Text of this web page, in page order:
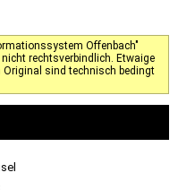
Offenbach"
rechtsverbindlich. Etwaige
Original sind technisch bedingt